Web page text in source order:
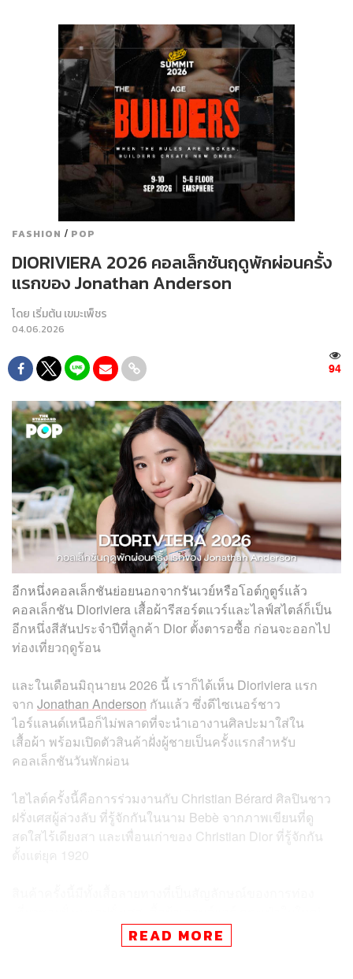
FASHION / POP
DIORIVIERA 2026 คอลเล็กชันฤดูพักผ่อนครั้ง
แรกของ Jonathan Anderson
โดย เริ่มต้น เขมะเพ็ชร
04.06.2026
94
อีกหนึ่งคอลเล็กชันย่อยนอกจากรันเวย์หรือโอต์กูตูร์แล้ว
คอลเล็กชัน Dioriviera เสื้อผ้ารีสอร์ตแวร์และไลฟ์สไตล์ก็เป็น
อีกหนึ่งสีสันประจำปีที่ลูกค้า Dior ตั้งตารอซื้อ ก่อนจะออกไป
ท่องเที่ยวฤดูร้อน
และในเดือนมิถุนายน 2026 นี้ เราก็ได้เห็น Dioriviera แรก
จาก Jonathan Anderson กันแล้ว ซึ่งดีไซเนอร์ชาว
ไอร์แลนด์เหนือก็ไม่พลาดที่จะนำเอางานศิลปะมาใส่ใน
เสื้อผ้า พร้อมเปิดตัวสินค้าฝั่งผู้ชายเป็นครั้งแรกสำหรับ
คอลเล็กชันวันพักผ่อน
ไฮไลต์ครั้งนี้คือการร่วมงานกับ Christian Bérard ศิลปินชาว
ฝรั่งเศสผู้ล่วงลับ ที่รู้จักกันในนาม Bebè จากภาพเขียนที่ดู
สดใสไร้เดียงสา และเพื่อนเก่าของ Christian Dior ที่รู้จักกัน
ตั้งแต่ยุค 1920
สำหรับลงชายหาด รวมไปถึงกางเกงขาสั้นว่ายน้ำของผู้ชาย
เสื้อยืด เสื้อเชิ้ตลายพิมพ์ กระเป๋ารุ่นไอคอนอย่าง Lady Dior
READ MORE